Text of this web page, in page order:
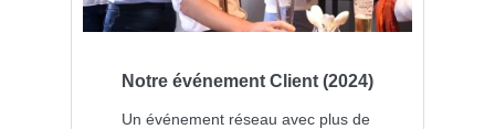
Notre événement Client (2024)
Un événement réseau avec plus de